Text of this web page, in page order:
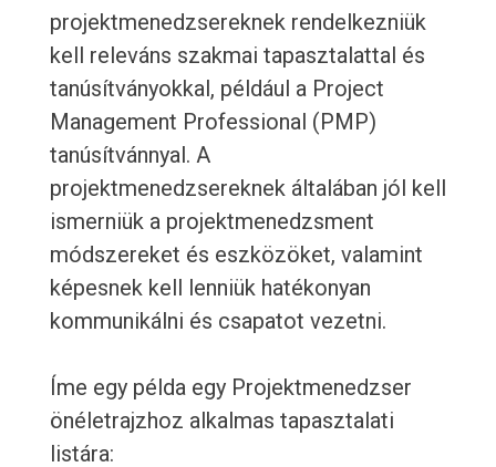
projektmenedzsereknek rendelkezniük
kell releváns szakmai tapasztalattal és
tanúsítványokkal, például a Project
Management Professional (PMP)
tanúsítvánnyal. A
projektmenedzsereknek általában jól kell
ismerniük a projektmenedzsment
módszereket és eszközöket, valamint
képesnek kell lenniük hatékonyan
kommunikálni és csapatot vezetni.
Íme egy példa egy Projektmenedzser
önéletrajzhoz alkalmas tapasztalati
listára: